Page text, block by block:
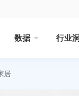
数据 行业
居